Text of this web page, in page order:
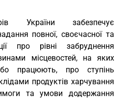
України забезпечує
повної, своєчасної та
про рівні забруднення
місцевостей, на яких
працюють, про ступінь
продуктів харчування
та умови додержання